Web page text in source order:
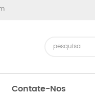
Contate-Nos